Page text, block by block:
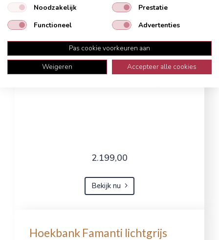
2.199,00
Bekijk nu
Hoekbank Famanti lichtgrijs
Noodzakelijk
Prestatie
Functioneel
Advertenties
Pas cookie voorkeuren aan
Weigeren
Accepteer alle cookies